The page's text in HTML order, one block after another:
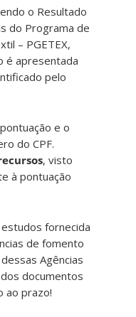
o Resultado
do Programa de
– PGETEX,
é apresentada
pelo
e o
do CPF.
, visto
à pontuação
fornecida
de fomento
Agências
documentos
ao prazo!